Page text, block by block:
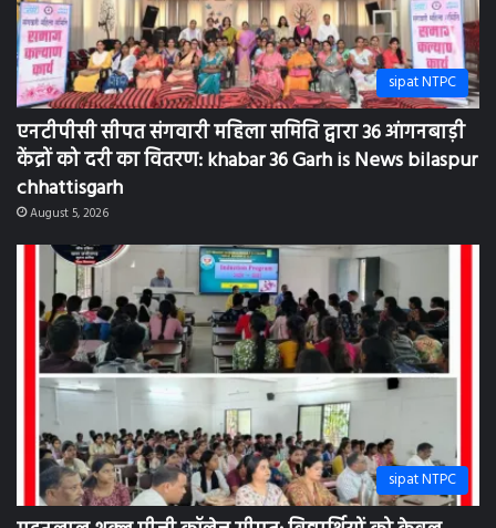
sipat NTPC
एनटीपीसी सीपत संगवारी महिला समिति द्वारा 36 आंगनबाड़ी
केंद्रों को दरी का वितरण: khabar 36 Garh is News bilaspur
chhattisgarh
August 5, 2026
sipat NTPC
मदनलाल शुक्ल पीजी कॉलेज सीपत: विद्यार्थियों को केवल